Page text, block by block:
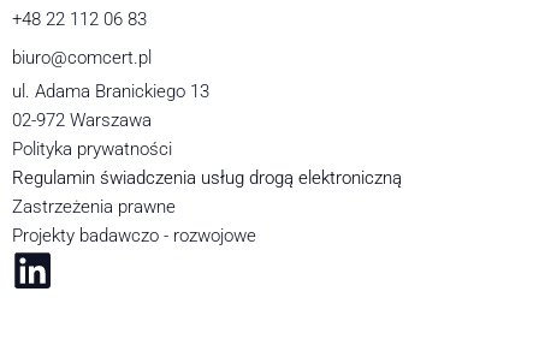
+48 22 112 06 83
biuro@comcert.pl
ul. Adama Branickiego 13
02-972 Warszawa
Polityka prywatności
Regulamin świadczenia usług drogą elektroniczną
Zastrzeżenia prawne
Projekty badawczo - rozwojowe